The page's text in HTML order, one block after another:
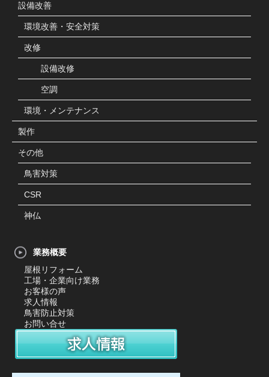
設備改善
環境改善・安全対策
改修
設備改修
空調
環境・メンテナンス
製作
その他
鳥害対策
CSR
神仏
業務概要
屋根リフォーム
工場・企業向け業務
お客様の声
求人情報
鳥害防止対策
お問い合せ